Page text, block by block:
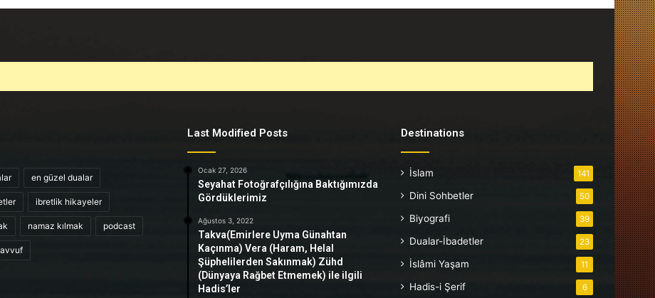
en güzel dualar
ibretlik hikayeler
namaz kılmak podcast
Last Modified Posts
Ocak 27, 2026
Seyahat Fotoğrafçılığına Baktığımızda
Gördüklerimiz
Ağustos 3, 2022
Takva(Emirlere Uyma Günahtan
Kaçınma) Vera (Haram, Helal
Şüphelilerden Sakınmak) Zühd
(Dünyaya Rağbet Etmemek) ile ilgili
Hadis’ler
Destinations
İslam 141
Dini Sohbetler 50
Biyografi 39
Dualar-İbadetler 23
İslâmi Yaşam 11
Hadis-i Şerif 6